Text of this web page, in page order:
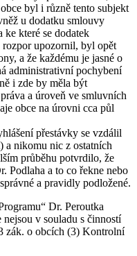
byl i různě tento subjekt
u dodatku smlouvy
které se dodatek
upozornil, byl opět
a že každému je jasné o
administrativní pochybení
i zde by měla být
a úroveň ve smluvních
obce na úrovni cca půl
přestávky se vzdálil
a nikomu nic z ostatních
průběhu potvrdilo, že
Podlaha a to co řekne nebo
a pravidly podložené.
Dr. Peroutka
v souladu s činností
zák. o obcích (3) Kontrolní